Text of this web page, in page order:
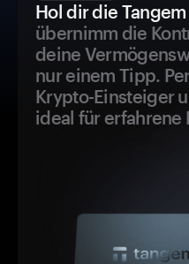
Hol dir die
übernimm die
deine
nur einem Tipp.
Krypto-Einsteiger
ideal für erfahrene